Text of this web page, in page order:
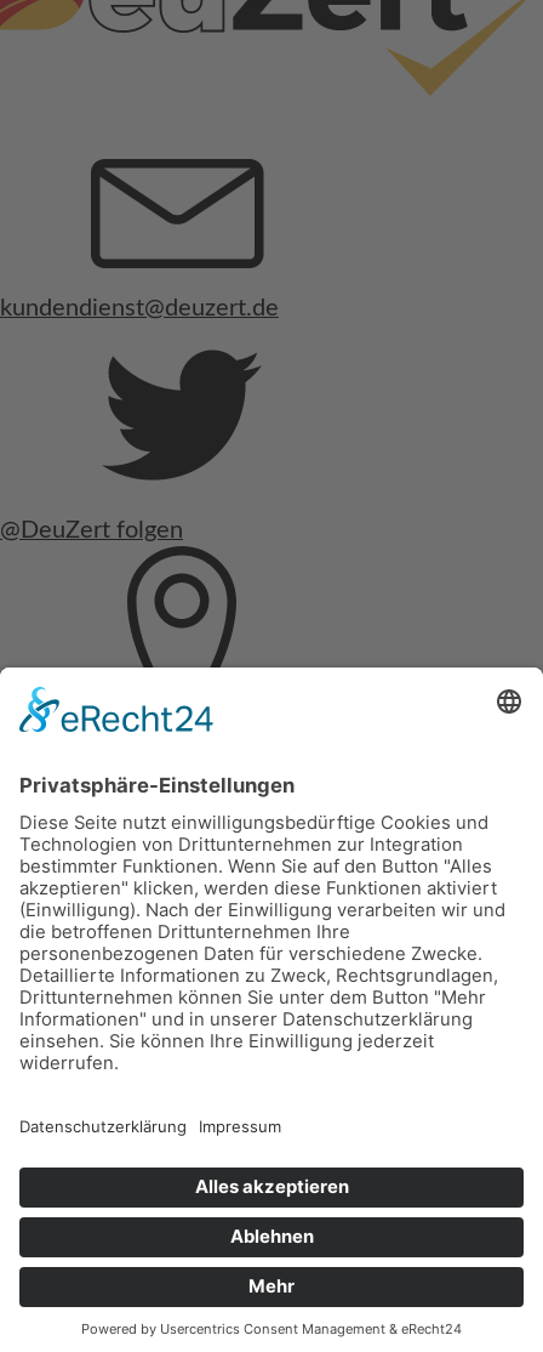
kundendienst@deuzert.de
@DeuZert folgen
D-15745 Wildau, Berlin
Telefon: (03375)217459 0
Fax: (03375)217459 19
© 2026 Deuzert gmbh
Datenschutz
Webdesign Online Marketing United